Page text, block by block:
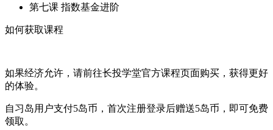
第七课 指数基金进阶
如何获取课程
如果经济允许，请前往长投学堂官方课程页面购买，获得更好
的体验。
自习岛用户支付5岛币，首次注册登录后赠送5岛币，即可免费
领取。